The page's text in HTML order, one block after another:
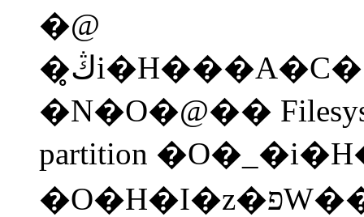
�@
�ڭ̥i�H���A�C�@�� partition
�N�O�@��
partition
�O�H�I�z�פW���ӬO���檺